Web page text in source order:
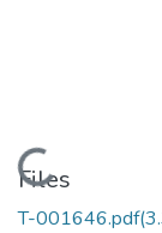
Loading...
Files
T-001646.pdf